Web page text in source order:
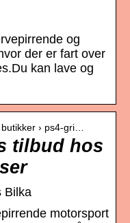
og
der er fart over
kan lave og
butikker › ps4-gri…
tilbud hos
Bilka
motorsport